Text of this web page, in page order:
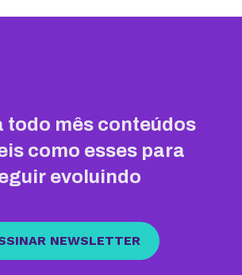
todo mês conteúdos
como esses para
evoluindo
NEWSLETTER